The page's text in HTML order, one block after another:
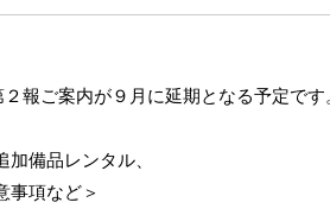
報ご案内が９月に延期となる予定で
備品レンタル、
項など＞